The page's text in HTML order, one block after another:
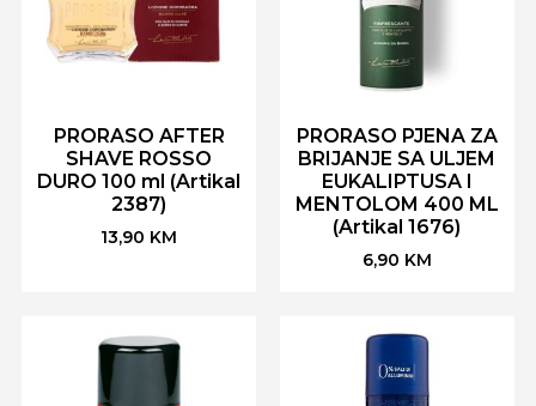
PRORASO AFTER
SHAVE ROSSO
DURO 100 ml (Artikal
2387)
13,90 KM
PRORASO PJENA ZA
BRIJANJE SA ULJEM
EUKALIPTUSA I
MENTOLOM 400 ML
(Artikal 1676)
6,90 KM